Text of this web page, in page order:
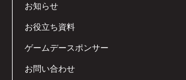
お知らせ
お役立ち資料
ゲームデースポンサー
お問い合わせ